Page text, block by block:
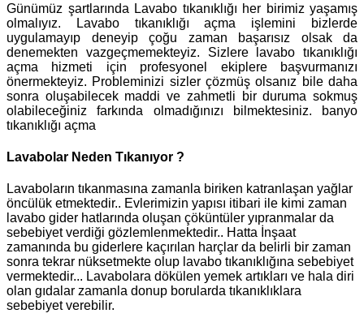
Günümüz şartlarında Lavabo tıkanıklığı her birimiz yaşamış
olmalıyız. Lavabo tıkanıklığı açma işlemini bizlerde
uygulamayıp deneyip çoğu zaman başarısız olsak da
denemekten vazgeçmemekteyiz. Sizlere lavabo tıkanıklığı
açma hizmeti için profesyonel ekiplere başvurmanızı
önermekteyiz. Probleminizi sizler çözmüş olsanız bile daha
sonra oluşabilecek maddi ve zahmetli bir duruma sokmuş
olabileceğiniz farkında olmadığınızı bilmektesiniz. banyo
tıkanıklığı açma
Lavabolar Neden Tıkanıyor ?
Lavaboların tıkanmasına zamanla biriken katranlaşan yağlar
öncülük etmektedir.. Evlerimizin yapısı itibari ile kimi zaman
lavabo gider hatlarında oluşan çöküntüler yıpranmalar da
sebebiyet verdiği gözlemlenmektedir.. Hatta İnşaat
zamanında bu giderlere kaçırılan harçlar da belirli bir zaman
sonra tekrar nüksetmekte olup lavabo tıkanıklığına sebebiyet
vermektedir... Lavabolara dökülen yemek artıkları ve hala diri
olan gıdalar zamanla donup borularda tıkanıklıklara
sebebiyet verebilir.